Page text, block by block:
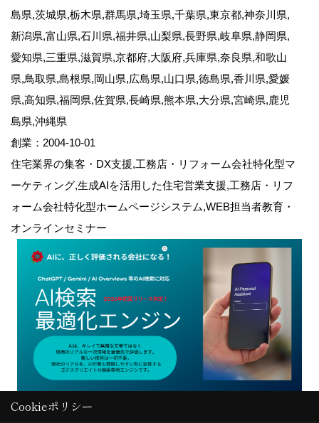
島県,茨城県,栃木県,群馬県,埼玉県,千葉県,東京都,神奈川県,
新潟県,富山県,石川県,福井県,山梨県,長野県,岐阜県,静岡県,
愛知県,三重県,滋賀県,京都府,大阪府,兵庫県,奈良県,和歌山
県,鳥取県,島根県,岡山県,広島県,山口県,徳島県,香川県,愛媛
県,高知県,福岡県,佐賀県,長崎県,熊本県,大分県,宮崎県,鹿児
島県,沖縄県
創業：2004-10-01
住宅業界の集客・DX支援,工務店・リフォーム会社特化型マ
ーケティング,生成AIを活用した住宅営業支援,工務店・リフ
ォーム会社特化型ホームページシステム,WEB担当者教育・
オンラインセミナー
Cookieポリシー